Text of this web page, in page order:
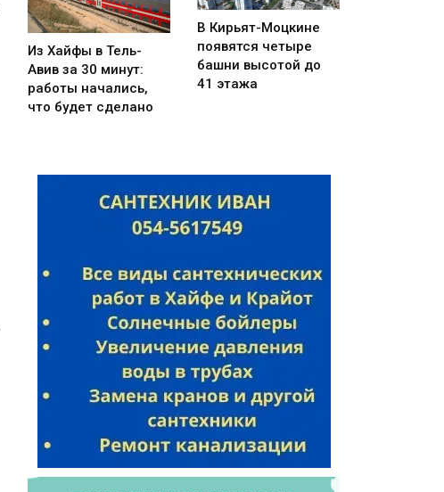
Из Хайфы в Тель-
Авив за 30 минут:
работы начались,
что будет сделано
В Кирьят-Моцкине
появятся четыре
башни высотой до
41 этажа